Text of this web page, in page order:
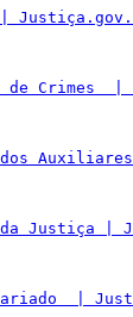
|
de Crimes
dos
da Justiça |
|